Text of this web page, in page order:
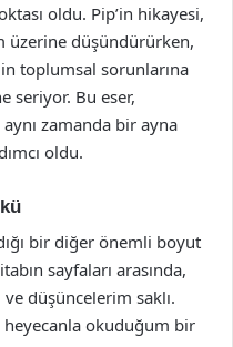
oldu. Pip’in hikayesi,
üzerine düşündürürken,
toplumsal sorunlarına
seriyor. Bu eser,
zamanda bir ayna
oldu.
bir diğer önemli boyut
sayfaları arasında,
düşüncelerim saklı.
okuduğum bir